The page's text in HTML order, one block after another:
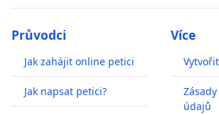
Průvodci
Jak zahájit online petici
Jak napsat petici?
Více
údajů